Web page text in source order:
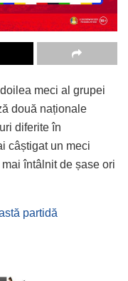
meci al grupei
două naționale
diferite în
câștigat un meci
întâlnit de șase ori
partidă